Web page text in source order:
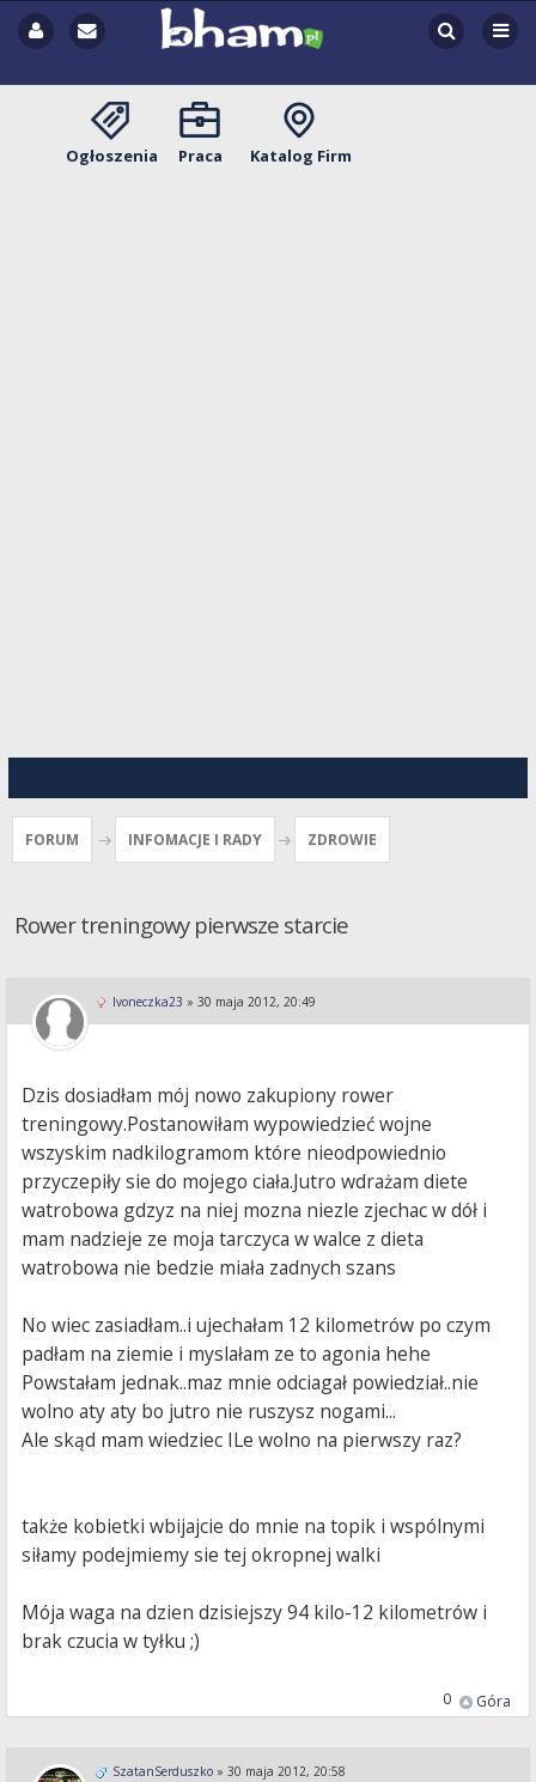
Ogłoszenia Praca Katalog Firm
FORUM INFOMACJE I RADY ZDROWIE
Rower treningowy pierwsze starcie
Ivoneczka23 » 30 maja 2012, 20:49
Dzis dosiadłam mój nowo zakupiony rower
treningowy.Postanowiłam wypowiedzieć wojne
wszyskim nadkilogramom które nieodpowiednio
przyczepiły sie do mojego ciała.Jutro wdrażam diete
watrobowa gdzyz na niej mozna niezle zjechac w dół i
mam nadzieje ze moja tarczyca w walce z dieta
watrobowa nie bedzie miała zadnych szans
No wiec zasiadłam..i ujechałam 12 kilometrów po czym
padłam na ziemie i myslałam ze to agonia hehe
Powstałam jednak..maz mnie odciagał powiedział..nie
wolno aty aty bo jutro nie ruszysz nogami...
Ale skąd mam wiedziec ILe wolno na pierwszy raz?
także kobietki wbijajcie do mnie na topik i wspólnymi
siłamy podejmiemy sie tej okropnej walki
Mója waga na dzien dzisiejszy 94 kilo-12 kilometrów i
brak czucia w tyłku ;)
Góra
0
SzatanSerduszko » 30 maja 2012, 20:58